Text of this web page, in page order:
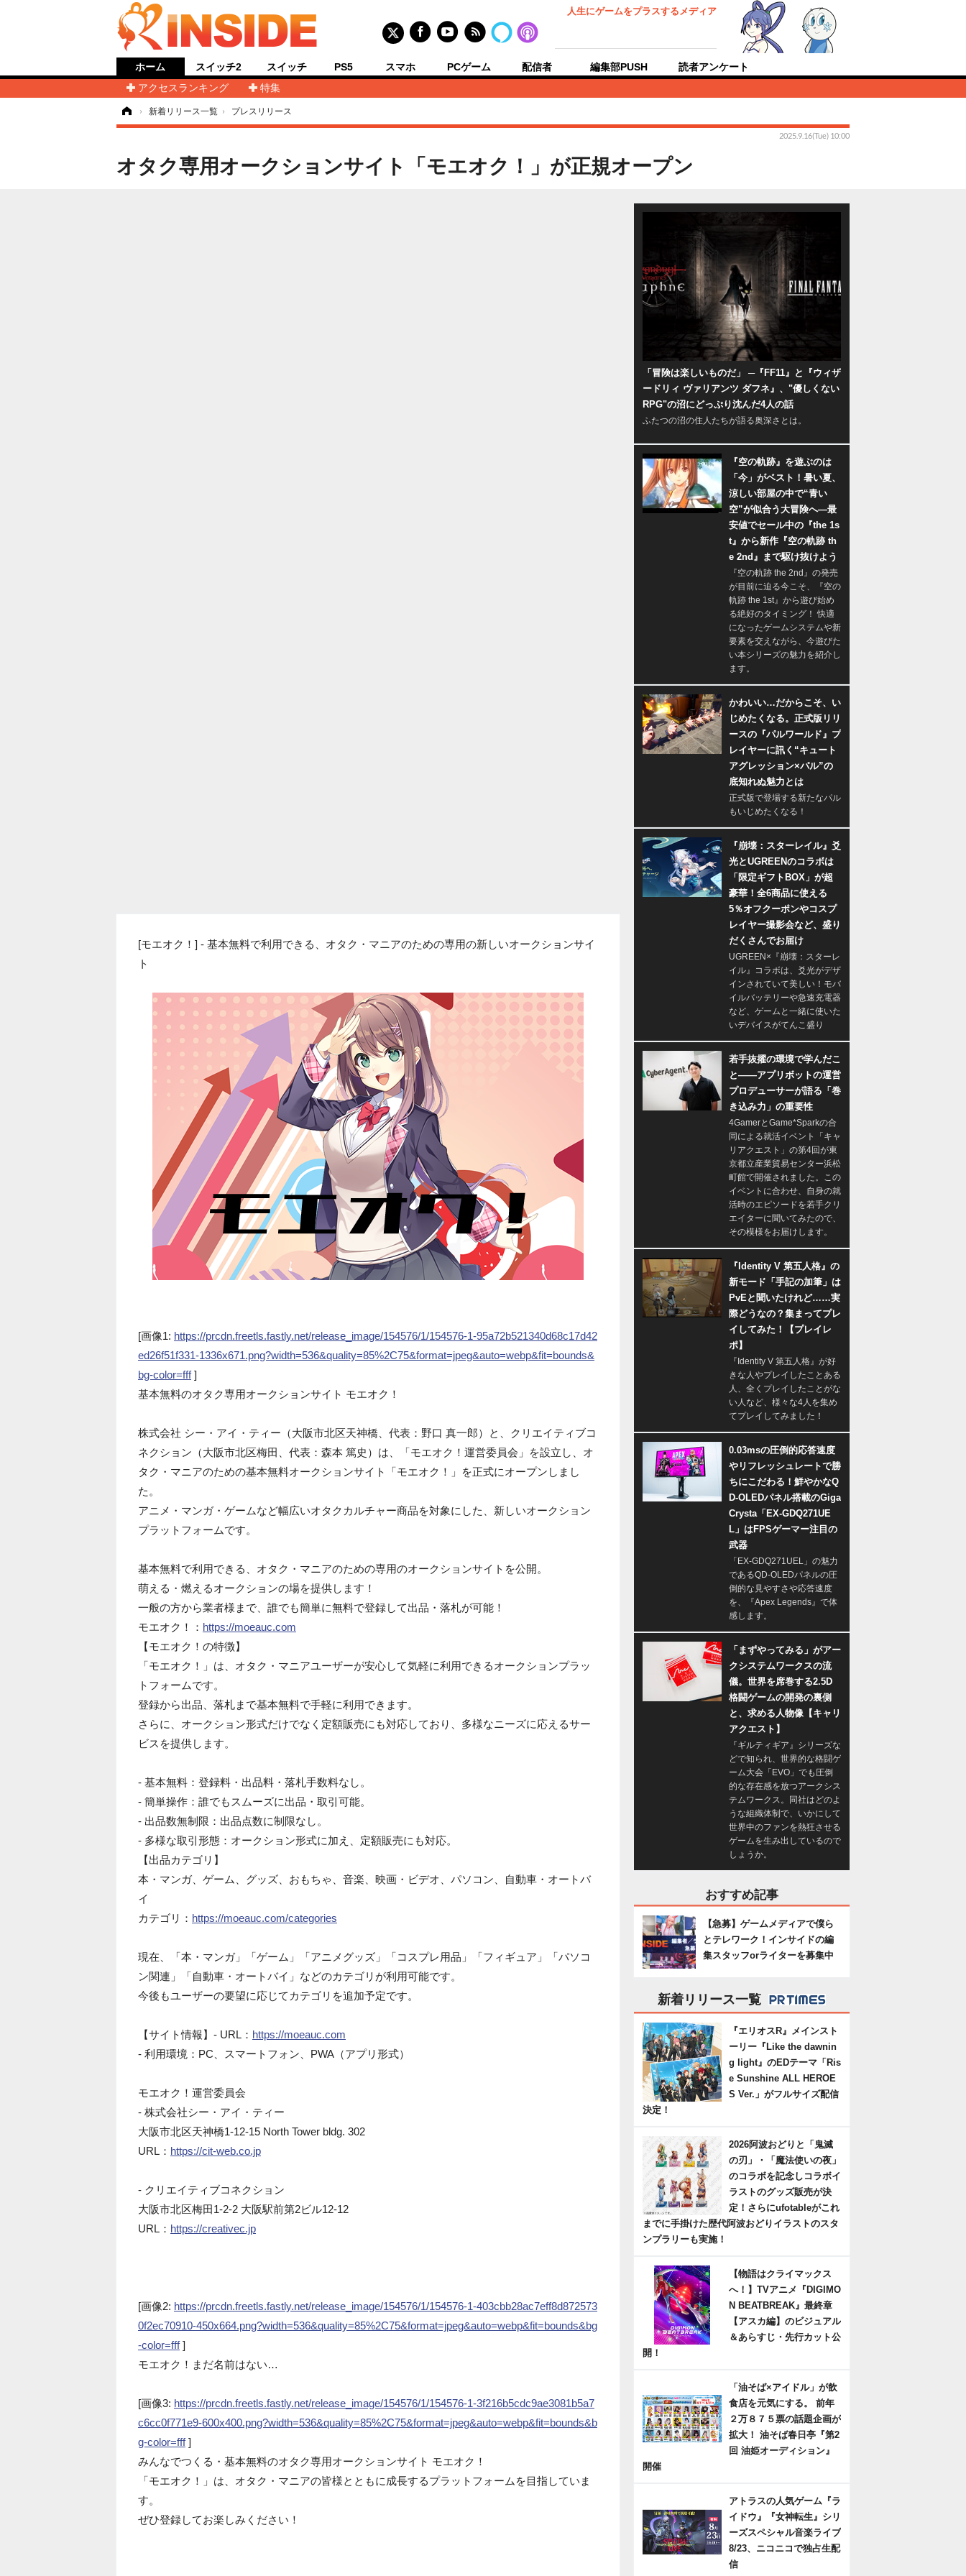
人生にゲームをプラスするメディア
ホーム
アクセスランキング
特集
スイッチ2 スイッチ PS5 スマホ PCゲーム 配信者 編集部PUSH 読者アンケート
› 新着リリース一覧 › プレスリリース
オタク専用オークションサイト「モエオク！」が正規オープン
2025.9.16(Tue) 10:00
[モエオク！] - 基本無料で利用できる、オタク・マニアのための専用の新しいオークションサイ
ト
[画像1: https://prcdn.freetls.fastly.net/release_image/154576/1/154576-1-95a72b521340d68c17d42
ed26f51f331-1336x671.png?width=536&quality=85%2C75&format=jpeg&auto=webp&fit=bounds&
bg-color=fff]
基本無料のオタク専用オークションサイト モエオク！
株式会社 シー・アイ・ティー（大阪市北区天神橋、代表：野口 真一郎）と、クリエイティブコ
ネクション（大阪市北区梅田、代表：森本 篤史）は、「モエオク！運営委員会」を設立し、オ
タク・マニアのための基本無料オークションサイト「モエオク！」を正式にオープンしまし
た。
アニメ・マンガ・ゲームなど幅広いオタクカルチャー商品を対象にした、新しいオークション
プラットフォームです。
基本無料で利用できる、オタク・マニアのための専用のオークションサイトを公開。
萌える・燃えるオークションの場を提供します！
一般の方から業者様まで、誰でも簡単に無料で登録して出品・落札が可能！
モエオク！： https://moeauc.com
【モエオク！の特徴】
「モエオク！」は、オタク・マニアユーザーが安心して気軽に利用できるオークションプラッ
トフォームです。
登録から出品、落札まで基本無料で手軽に利用できます。
さらに、オークション形式だけでなく定額販売にも対応しており、多様なニーズに応えるサー
ビスを提供します。
- 基本無料：登録料・出品料・落札手数料なし。
- 簡単操作：誰でもスムーズに出品・取引可能。
- 出品数無制限：出品点数に制限なし。
- 多様な取引形態：オークション形式に加え、定額販売にも対応。
【出品カテゴリ】
本・マンガ、ゲーム、グッズ、おもちゃ、音楽、映画・ビデオ、パソコン、自動車・オートバ
イ
カテゴリ： https://moeauc.com/categories
現在、「本・マンガ」「ゲーム」「アニメグッズ」「コスプレ用品」「フィギュア」「パソコ
ン関連」「自動車・オートバイ」などのカテゴリが利用可能です。
今後もユーザーの要望に応じてカテゴリを追加予定です。
【サイト情報】- URL： https://moeauc.com
- 利用環境：PC、スマートフォン、PWA（アプリ形式）
モエオク！運営委員会
- 株式会社シー・アイ・ティー
大阪市北区天神橋1-12-15 North Tower bldg. 302
URL： https://cit-web.co.jp
- クリエイティブコネクション
大阪市北区梅田1-2-2 大阪駅前第2ビル12-12
URL： https://creativec.jp
[画像2: https://prcdn.freetls.fastly.net/release_image/154576/1/154576-1-403cbb28ac7eff8d872573
0f2ec70910-450x664.png?width=536&quality=85%2C75&format=jpeg&auto=webp&fit=bounds&bg
-color=fff]
モエオク！まだ名前はない…
[画像3: https://prcdn.freetls.fastly.net/release_image/154576/1/154576-1-3f216b5cdc9ae3081b5a7
c6cc0f771e9-600x400.png?width=536&quality=85%2C75&format=jpeg&auto=webp&fit=bounds&b
g-color=fff]
みんなでつくる・基本無料のオタク専用オークションサイト モエオク！
「モエオク！」は、オタク・マニアの皆様とともに成長するプラットフォームを目指していま
す。
ぜひ登録してお楽しみください！
「冒険は楽しいものだ」 ─『FF11』と『ウィザ
ードリィ ヴァリアンツ ダフネ』、"優しくない
RPG"の沼にどっぷり沈んだ4人の話
ふたつの沼の住人たちが語る奥深さとは。
『空の軌跡』を遊ぶのは
「今」がベスト！暑い夏、
涼しい部屋の中で“青い
空”が似合う大冒険へ―最
安値でセール中の『the 1s
t』から新作『空の軌跡 th
e 2nd』まで駆け抜けよう
『空の軌跡 the 2nd』の発売
が目前に迫る今こそ、『空の
軌跡 the 1st』から遊び始め
る絶好のタイミング！ 快適
になったゲームシステムや新
要素を交えながら、今遊びた
い本シリーズの魅力を紹介し
ます。
かわいい…だからこそ、い
じめたくなる。正式版リリ
ースの『パルワールド』プ
レイヤーに訊く“キュート
アグレッション×パル”の
底知れぬ魅力とは
正式版で登場する新たなパル
もいじめたくなる！
『崩壊：スターレイル』爻
光とUGREENのコラボは
「限定ギフトBOX」が超
豪華！全6商品に使える
5％オフクーポンやコスプ
レイヤー撮影会など、盛り
だくさんでお届け
UGREEN×『崩壊：スターレ
イル』コラボは、爻光がデザ
インされていて美しい！モバ
イルバッテリーや急速充電器
など、ゲームと一緒に使いた
いデバイスがてんこ盛り
若手抜擢の環境で学んだこ
と――アプリボットの運営
プロデューサーが語る「巻
き込み力」の重要性
4GamerとGame*Sparkの合
同による就活イベント「キャ
リアクエスト」の第4回が東
京都立産業貿易センター浜松
町館で開催されました。この
イベントに合わせ、自身の就
活時のエピソードを若手クリ
エイターに聞いてみたので、
その模様をお届けします。
『Identity V 第五人格』の
新モード「手記の加筆」は
PvEと聞いたけれど……実
際どうなの？集まってプレ
イしてみた！【プレイレ
ポ】
『Identity V 第五人格』が好
きな人やプレイしたことある
人、全くプレイしたことがな
い人など、様々な4人を集め
てプレイしてみました！
0.03msの圧倒的応答速度
やリフレッシュレートで勝
ちにこだわる！鮮やかなQ
D-OLEDパネル搭載のGiga
Crysta「EX-GDQ271UE
L」はFPSゲーマー注目の
武器
「EX-GDQ271UEL」の魅力
であるQD-OLEDパネルの圧
倒的な見やすさや応答速度
を、『Apex Legends』で体
感します。
「まずやってみる」がアー
クシステムワークスの流
儀。世界を席巻する2.5D
格闘ゲームの開発の裏側
と、求める人物像【キャリ
アクエスト】
『ギルティギア』シリーズな
どで知られ、世界的な格闘ゲ
ーム大会「EVO」でも圧倒
的な存在感を放つアークシス
テムワークス。同社はどのよ
うな組織体制で、いかにして
世界中のファンを熱狂させる
ゲームを生み出しているので
しょうか。
おすすめ記事
【急募】ゲームメディアで僕ら
とテレワーク！インサイドの編
集スタッフorライターを募集中
新着リリース一覧
『エリオスR』メインスト
ーリー『Like the dawnin
g light』のEDテーマ「Ris
e Sunshine ALL HEROE
S Ver.」がフルサイズ配信
決定！
2026阿波おどりと「鬼滅
の刃」・「魔法使いの夜」
のコラボを記念しコラボイ
ラストのグッズ販売が決
定！さらにufotableがこれ
までに手掛けた歴代阿波おどりイラストのスタ
ンプラリーも実施！
【物語はクライマックス
へ！】TVアニメ『DIGIMO
N BEATBREAK』最終章
【アスカ編】のビジュアル
＆あらすじ・先行カット公
開！
「油そば×アイドル」が飲
食店を元気にする。 前年
２万８７５票の話題企画が
拡大！ 油そば春日亭『第2
回 油姫オーディション』
開催
アトラスの人気ゲーム『ラ
イドウ』『女神転生』シリ
ーズスペシャル音楽ライブ
8/23、ニコニコで独占生配
信